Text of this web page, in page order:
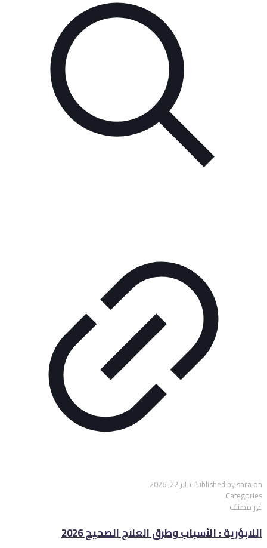
Published bysaraon يناير 22, 2026
Categories
غير مصنف
اللابؤرية : الأسباب وطرق العلاج الصحيح 2026